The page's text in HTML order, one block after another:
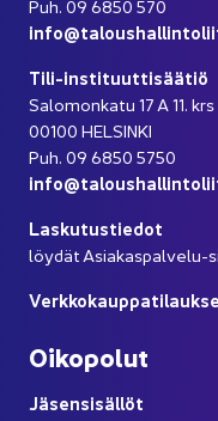
Puh. 09 6850 570
Tili-​instituuttisäätiö
Sa­lo­mon­ka­tu 17 A 11. krs
00100 HEL­SIN­KI
Puh. 09 6850 5750
Las­ku­tus­tie­dot
löy­dät Asiakaspalvelu-​
Oi­ko­po­lut
Jä­sen­si­säl­löt